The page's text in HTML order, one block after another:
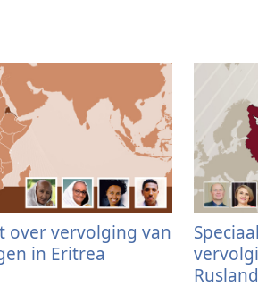
over vervolging van
in Eritrea
Rusland